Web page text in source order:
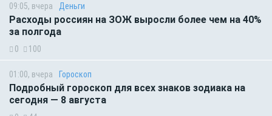
09:05, вчера Деньги
Расходы россиян на ЗОЖ выросли более чем на 40%
за полгода
0 100
01:00, вчера Гороскоп
Подробный гороскоп для всех знаков зодиака на
сегодня — 8 августа